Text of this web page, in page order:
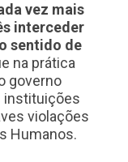
vez mais
interceder
sentido de
na prática
governo
instituições
violações
Humanos.